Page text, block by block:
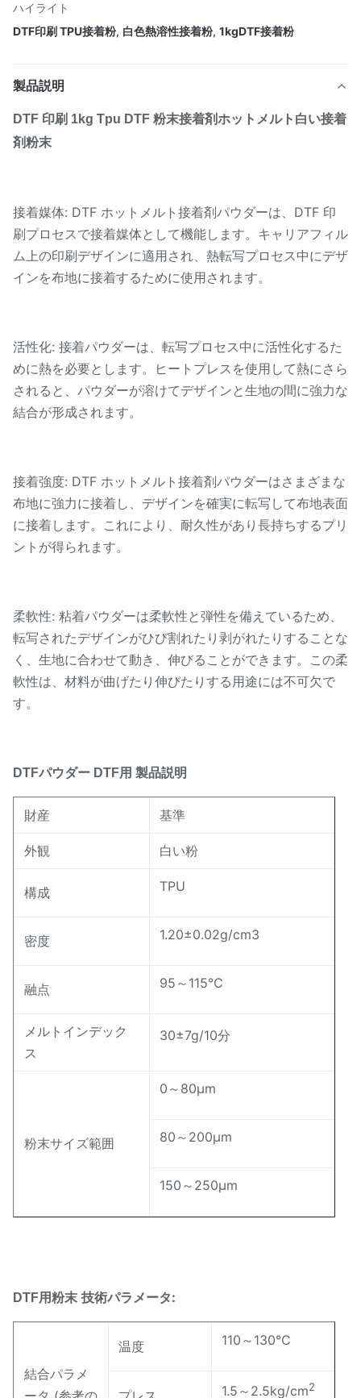
ハイライト
DTF印刷 TPU接着粉, 白色熱溶性接着粉, 1kgDTF接着粉
製品説明
DTF 印刷 1kg Tpu DTF 粉末接着剤ホットメルト白い接着
剤粉末
接着媒体: DTF ホットメルト接着剤パウダーは、DTF 印
刷プロセスで接着媒体として機能します。キャリアフィル
ム上の印刷デザインに適用され、熱転写プロセス中にデザ
インを布地に接着するために使用されます。
活性化: 接着パウダーは、転写プロセス中に活性化するた
めに熱を必要とします。ヒートプレスを使用して熱にさら
されると、パウダーが溶けてデザインと生地の間に強力な
結合が形成されます。
接着強度: DTF ホットメルト接着剤パウダーはさまざまな
布地に強力に接着し、デザインを確実に転写して布地表面
に接着します。これにより、耐久性があり長持ちするプリ
ントが得られます。
柔軟性: 粘着パウダーは柔軟性と弾性を備えているため、
転写されたデザインがひび割れたり剥がれたりすることな
く、生地に合わせて動き、伸びることができます。この柔
軟性は、材料が曲げたり伸びたりする用途には不可欠で
す。
DTFパウダー DTF用 製品説明
財産 基準
外観 白い粉
構成 TPU
密度 1.20±0.02g/cm3
融点 95～115℃
メルトインデック
ス
30±7g/10分
粉末サイズ範囲
0～80μm
80～200μm
150～250μm
DTF用粉末 技術パラメータ:
結合パラメ
温度 110～130℃
1.5～2.5kg/cm2